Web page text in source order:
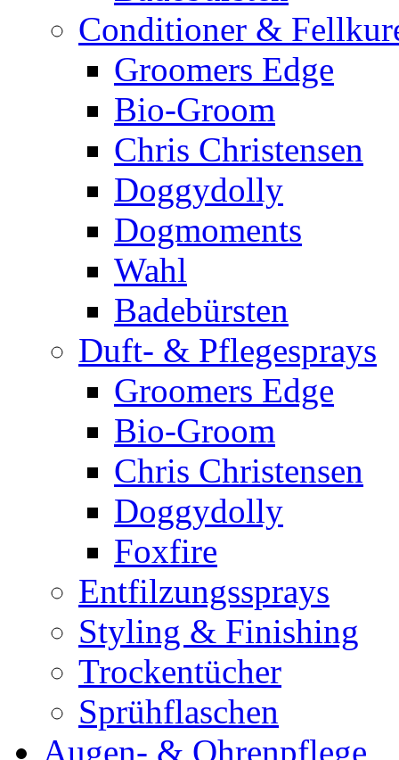
Conditioner &
Groomers Edge
Bio-Groom
Chris Christensen
Doggydolly
Dogmoments
Wahl
Badebürsten
Duft- & Pflegesprays
Groomers Edge
Bio-Groom
Chris Christensen
Doggydolly
Foxfire
Entfilzungssprays
Styling & Finishing
Trockentücher
Sprühflaschen
Augen- & Ohrenpflege